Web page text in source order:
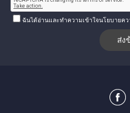
ฉันได้อ่านและทำความเข้าใจนโยบายค